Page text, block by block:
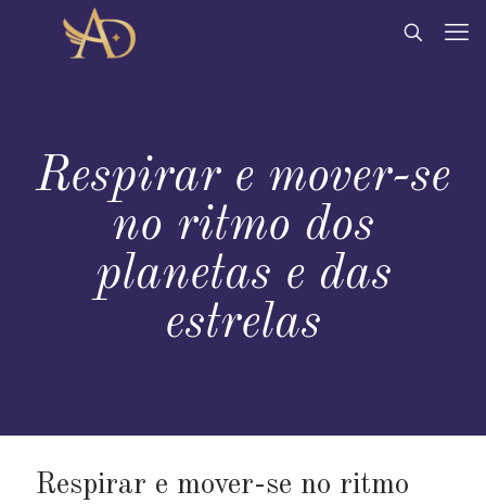
Respirar e mover-se
no ritmo dos
planetas e das
estrelas
Respirar e mover-se no ritmo